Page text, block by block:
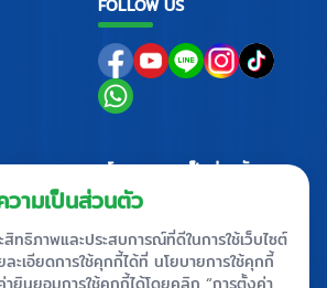
FOLLOW US
นโยบายความเป็นส่วนตัว